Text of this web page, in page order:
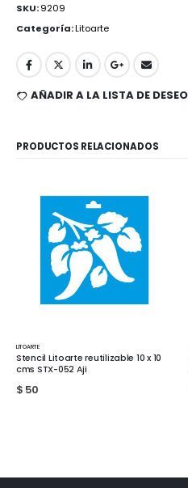
SKU:9209
Categoría:Litoarte
AÑADIR A LA LISTA DE
PRODUCTOS RELACIONADOS
10 x 10
Stencil Litoarte
cms STX-069